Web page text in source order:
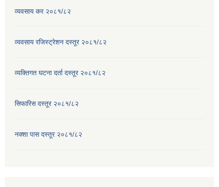
व्यवसाय कर २०८१/८२
व्यवसाय रजिस्ट्रेशन दस्तूर २०८१/८२
व्यक्तिगत घटना दर्ता दस्तूर २०८१/८२
सिफारिस दस्तूर २०८१/८२
नक्शा पास दस्तूर २०८१/८२